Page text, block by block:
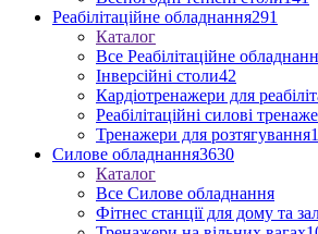
Реабілітаційне обладнання291
Каталог
Все Реабілітаційне
Інверсійні столи42
Кардіотренажери для
Реабілітаційні силові
Тренажери для розтягування
Силове обладнання3630
Каталог
Все Силове обладнання
Фітнес станції для дому та